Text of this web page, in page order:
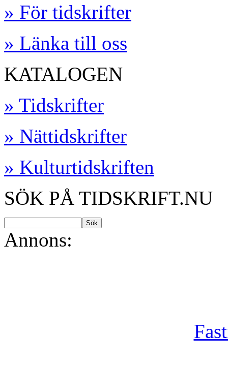
» För tidskrifter
» Länka till oss
KATALOGEN
» Tidskrifter
» Nättidskrifter
» Kulturtidskriften
SÖK PÅ TIDSKRIFT.NU
Annons: